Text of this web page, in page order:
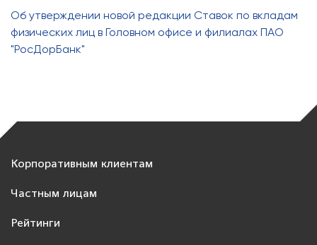
Об утверждении новой редакции Ставок по вкладам
физических лиц в Головном офисе и филиалах ПАО
"РосДорБанк"
Корпоративным клиентам
Частным лицам
Рейтинги